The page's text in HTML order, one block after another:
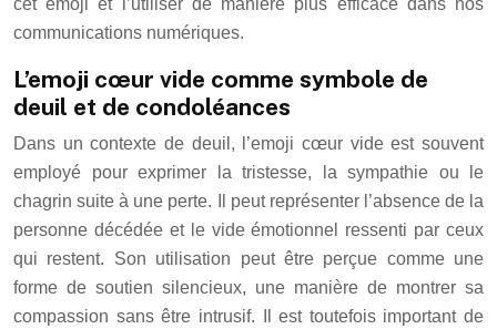
cet emoji et l’utiliser de manière plus efficace dans nos
communications numériques.
L’emoji cœur vide comme symbole de
deuil et de condoléances
Dans un contexte de deuil, l’emoji cœur vide est souvent
employé pour exprimer la tristesse, la sympathie ou le
chagrin suite à une perte. Il peut représenter l’absence de la
personne décédée et le vide émotionnel ressenti par ceux
qui restent. Son utilisation peut être perçue comme une
forme de soutien silencieux, une manière de montrer sa
compassion sans être intrusif. Il est toutefois important de